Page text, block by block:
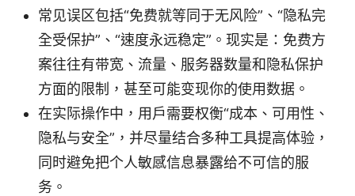
常见误区包括“免费就等同于无风险”、“隐私完
全受保护”、“速度永远稳定”。现实是：免费方
案往往有带宽、流量、服务器数量和隐私保护
方面的限制，甚至可能变现你的使用数据。
在实际操作中，用户需要权衡“成本、可用性、
隐私与安全”，并尽量结合多种工具提高体验，
同时避免把个人敏感信息暴露给不可信的服
务。